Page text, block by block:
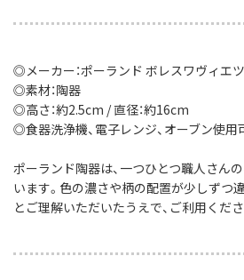
◎メーカー：ポーランド ボレスワヴィエツ
◎素材：陶器
◎高さ：約2.5cm / 直径：約16cm
◎食器洗浄機、電子レンジ、オーブン使用
ポーランド陶器は、一つひとつ職人さん
います。色の濃さや柄の配置が少しずつ
とご理解いただいたうえで、ご利用くださ